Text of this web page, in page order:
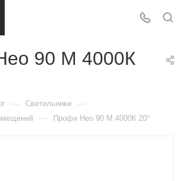
90 M 4000К
— Светильники —
— Профи Нео 90 M 4000К 20°